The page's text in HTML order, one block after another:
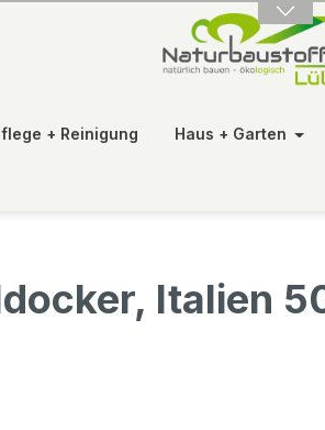
+ Reinigung Haus + Garten
Italien